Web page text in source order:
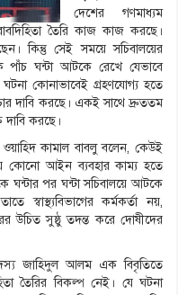
দেশের গণমাধ্যম
তৈরি কাজ কাজ করছে।
কিন্তু সেই সময়ে সচিবালয়ের
পাঁচ ঘন্টা আটকে রেখে যেভাবে
কোনাভাবেই গ্রহণযোগ্য হতে
দাবি করছে। একই সাথে দ্রুততম
দাবি করছে।
কামাল বাবলু বলেন, কেউই
কোনো আইন ব্যবহার কাম্য হতে
ঘন্টার পর ঘন্টা সচিবালয়ে আটকে
স্বাস্থ্যবিভাগের কর্মকর্তা নয়,
উচিত সুষ্ঠু তদন্ত করে দোষীদের
জাহিদুল আলম এক বিবৃতিতে
তৈরির বিকল্প নেই। যে ঘটনা